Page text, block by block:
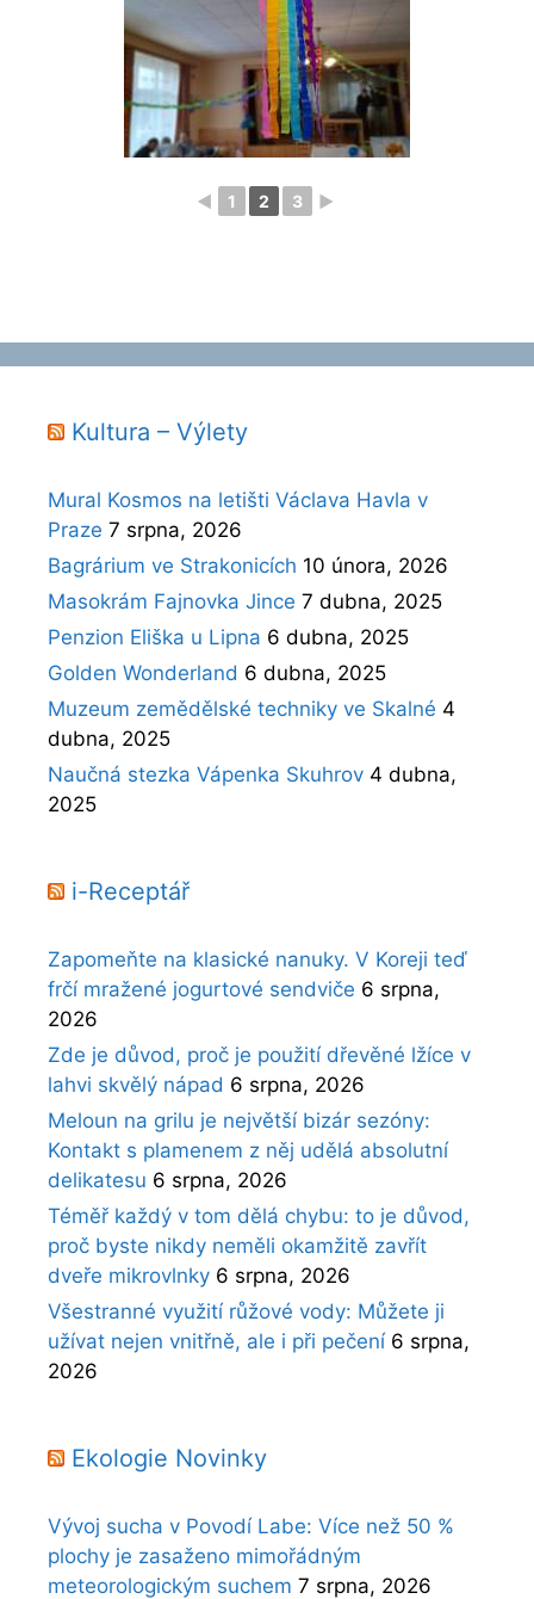
◄ 1 2 3 ►
Kultura – Výlety
Mural Kosmos na letišti Václava Havla v
Praze 7 srpna, 2026
Bagrárium ve Strakonicích 10 února, 2026
Masokrám Fajnovka Jince 7 dubna, 2025
Penzion Eliška u Lipna 6 dubna, 2025
Golden Wonderland 6 dubna, 2025
Muzeum zemědělské techniky ve Skalné 4
dubna, 2025
Naučná stezka Vápenka Skuhrov 4 dubna,
2025
i-Receptář
Zapomeňte na klasické nanuky. V Koreji teď
frčí mražené jogurtové sendviče 6 srpna,
2026
Zde je důvod, proč je použití dřevěné lžíce v
lahvi skvělý nápad 6 srpna, 2026
Meloun na grilu je největší bizár sezóny:
Kontakt s plamenem z něj udělá absolutní
delikatesu 6 srpna, 2026
Téměř každý v tom dělá chybu: to je důvod,
proč byste nikdy neměli okamžitě zavřít
dveře mikrovlnky 6 srpna, 2026
Všestranné využití růžové vody: Můžete ji
užívat nejen vnitřně, ale i při pečení 6 srpna,
2026
Ekologie Novinky
Vývoj sucha v Povodí Labe: Více než 50 %
plochy je zasaženo mimořádným
meteorologickým suchem 7 srpna, 2026